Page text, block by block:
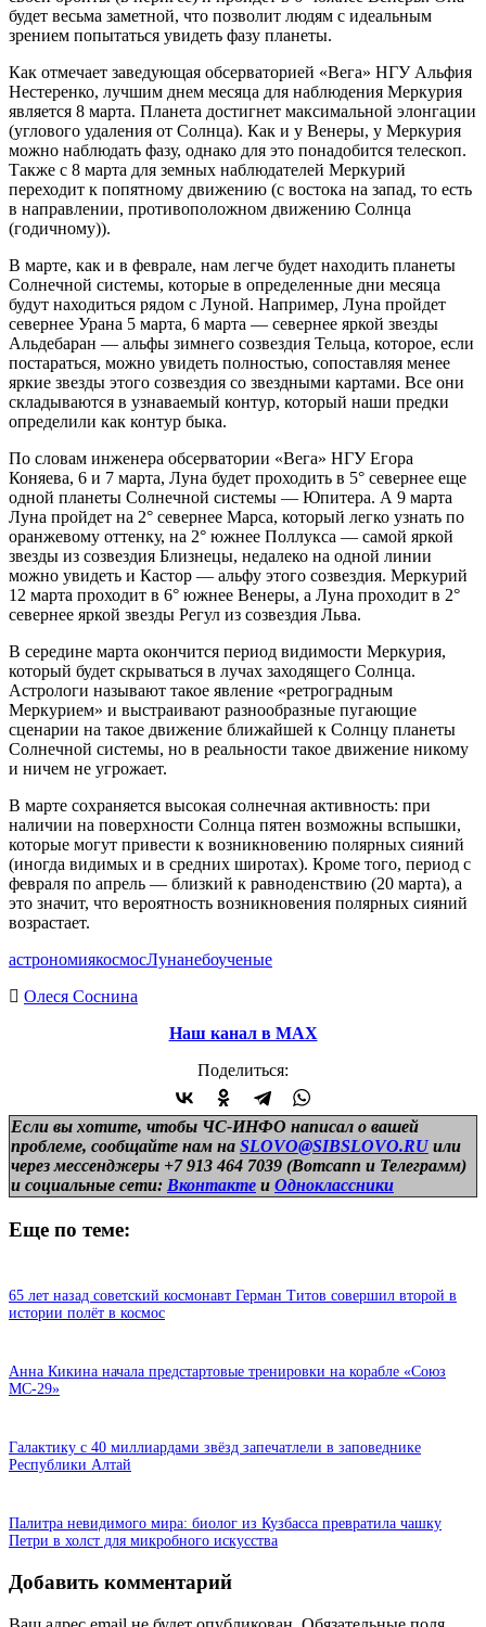
будет весьма заметной, что позволит людям с идеальным
зрением попытаться увидеть фазу планеты.
Как отмечает заведующая обсерваторией «Вега» НГУ Альфия
Нестеренко, лучшим днем месяца для наблюдения Меркурия
является 8 марта. Планета достигнет максимальной элонгации
(углового удаления от Солнца). Как и у Венеры, у Меркурия
можно наблюдать фазу, однако для это понадобится телескоп.
Также с 8 марта для земных наблюдателей Меркурий
переходит к попятному движению (с востока на запад, то есть
в направлении, противоположном движению Солнца
(годичному)).
В марте, как и в феврале, нам легче будет находить планеты
Солнечной системы, которые в определенные дни месяца
будут находиться рядом с Луной. Например, Луна пройдет
севернее Урана 5 марта, 6 марта — севернее яркой звезды
Альдебаран — альфы зимнего созвездия Тельца, которое, если
постараться, можно увидеть полностью, сопоставляя менее
яркие звезды этого созвездия со звездными картами. Все они
складываются в узнаваемый контур, который наши предки
определили как контур быка.
По словам инженера обсерватории «Вега» НГУ Егора
Коняева, 6 и 7 марта, Луна будет проходить в 5° севернее еще
одной планеты Солнечной системы — Юпитера. А 9 марта
Луна пройдет на 2° севернее Марса, который легко узнать по
оранжевому оттенку, на 2° южнее Поллукса — самой яркой
звезды из созвездия Близнецы, недалеко на одной линии
можно увидеть и Кастор — альфу этого созвездия. Меркурий
12 марта проходит в 6° южнее Венеры, а Луна проходит в 2°
севернее яркой звезды Регул из созвездия Льва.
В середине марта окончится период видимости Меркурия,
который будет скрываться в лучах заходящего Солнца.
Астрологи называют такое явление «ретроградным
Меркурием» и выстраивают разнообразные пугающие
сценарии на такое движение ближайшей к Солнцу планеты
Солнечной системы, но в реальности такое движение никому
и ничем не угрожает.
В марте сохраняется высокая солнечная активность: при
наличии на поверхности Солнца пятен возможны вспышки,
которые могут привести к возникновению полярных сияний
(иногда видимых и в средних широтах). Кроме того, период с
февраля по апрель — близкий к равноденствию (20 марта), а
это значит, что вероятность возникновения полярных сияний
возрастает.
астрономиякосмосЛунанебоученые
Олеся Соснина
Наш канал в МАХ
Поделиться:
Если вы хотите, чтобы ЧС-ИНФО написал о вашей
проблеме, сообщайте нам на SLOVO@SIBSLOVO.RU или
через мессенджеры +7 913 464 7039 (Вотсапп и Телеграмм)
и социальные сети: Вконтакте и Одноклассники
Еще по теме:
65 лет назад советский космонавт Герман Титов совершил второй в
истории полёт в космос
Анна Кикина начала предстартовые тренировки на корабле «Союз
МС-29»
Галактику с 40 миллиардами звёзд запечатлели в заповеднике
Республики Алтай
Палитра невидимого мира: биолог из Кузбасса превратила чашку
Петри в холст для микробного искусства
Добавить комментарий